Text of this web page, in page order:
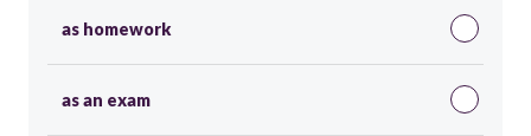
as homework
as an exam